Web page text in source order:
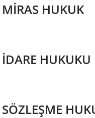
MİRAS HUKUK
İDARE HUKUKU
SÖZLEŞME